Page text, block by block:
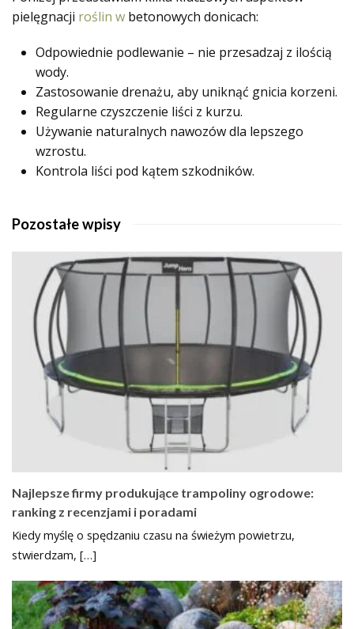
pielęgnacji roślin w betonowych donicach:
Odpowiednie podlewanie – nie przesadzaj z ilością
wody.
Zastosowanie drenażu, aby uniknąć gnicia korzeni.
Regularne czyszczenie liści z kurzu.
Używanie naturalnych nawozów dla lepszego
wzrostu.
Kontrola liści pod kątem szkodników.
Pozostałe wpisy
Najlepsze firmy produkujące trampoliny ogrodowe:
ranking z recenzjami i poradami
Kiedy myślę o spędzaniu czasu na świeżym powietrzu,
stwierdzam, […]